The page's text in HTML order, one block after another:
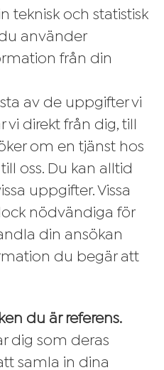
teknisk och statistisk
använder
från din
av de uppgifter vi
direkt från dig, till
om en tjänst hos
oss. Du kan alltid
uppgifter. Vissa
nödvändiga för
din ansökan
du begär att
du är referens.
dig som deras
samla in dina